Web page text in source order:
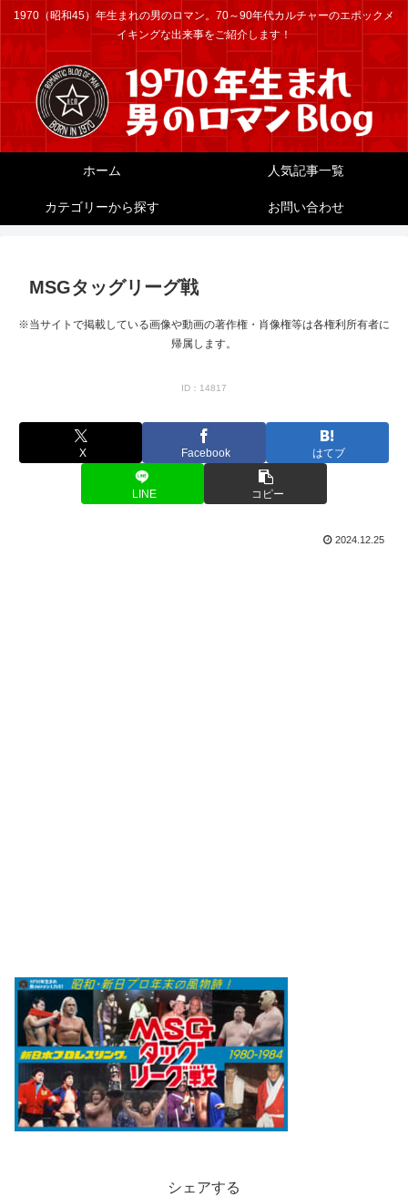
1970（昭和45）年生まれの男のロマン。70～90年代カルチャーのエポックメ
イキングな出来事をご紹介します！
ホーム 人気記事一覧
カテゴリーから探す お問い合わせ
MSGタッグリーグ戦
※当サイトで掲載している画像や動画の著作権・肖像権等は各権利所有者に
帰属します。
ID：14817
X Facebook はてブ
LINE コピー
2024.12.25
シェアする